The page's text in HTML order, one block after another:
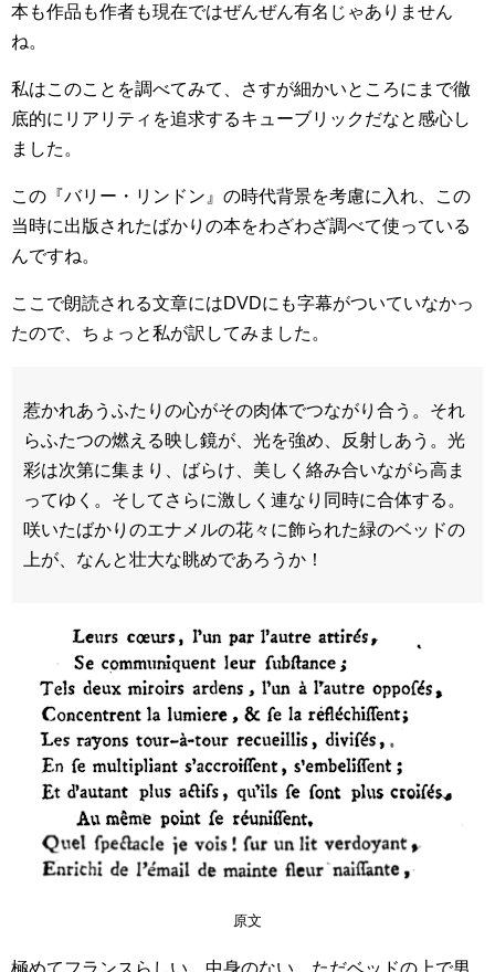
本も作品も作者も現在ではぜんぜん有名じゃありません
ね。
私はこのことを調べてみて、さすが細かいところにまで徹
底的にリアリティを追求するキューブリックだなと感心し
ました。
この『バリー・リンドン』の時代背景を考慮に入れ、この
当時に出版されたばかりの本をわざわざ調べて使っている
んですね。
ここで朗読される文章にはDVDにも字幕がついていなかっ
たので、ちょっと私が訳してみました。
惹かれあうふたりの心がその肉体でつながり合う。それ
らふたつの燃える映し鏡が、光を強め、反射しあう。光
彩は次第に集まり、ばらけ、美しく絡み合いながら高ま
ってゆく。そしてさらに激しく連なり同時に合体する。
咲いたばかりのエナメルの花々に飾られた緑のベッドの
上が、なんと壮大な眺めであろうか！
原文